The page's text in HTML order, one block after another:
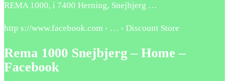
REMA 1000, i 7400 Herning, Snejbjerg …
http s://www.facebook.com › … › Discount Store
Rema 1000 Snejbjerg – Home –
Facebook